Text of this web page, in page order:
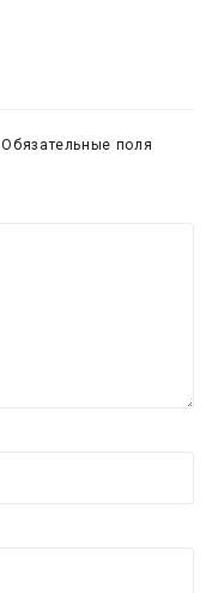
Обязательные поля